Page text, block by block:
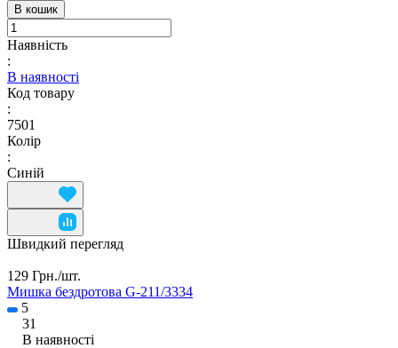
В кошик
Наявність
:
В наявності
Код товару
:
7501
Колір
:
Синій
Швидкий перегляд
129 Грн./шт.
Мишка бездротова G-211/3334
5
31
В наявності